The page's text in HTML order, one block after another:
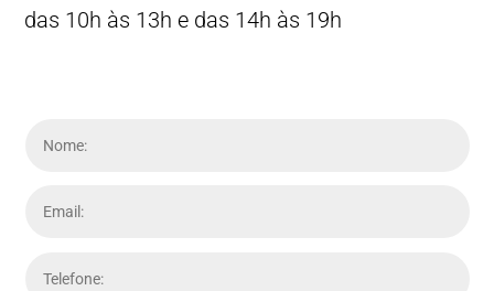
das 10h às 13h e das 14h às 19h